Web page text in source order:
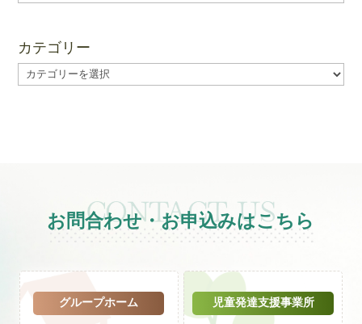
ー
イ
ブ
カテゴリー
カ
テ
お問合わせ・お申込みはこちら
グループホーム 児童発達支援事業所